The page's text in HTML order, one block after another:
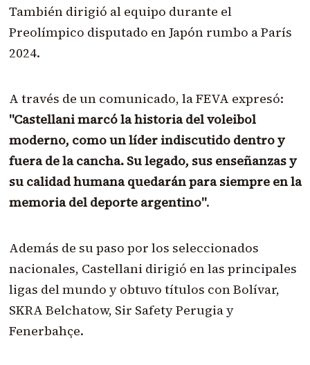
También dirigió al equipo durante el
Preolímpico disputado en Japón rumbo a París
2024.
A través de un comunicado, la FEVA expresó:
"Castellani marcó la historia del voleibol
moderno, como un líder indiscutido dentro y
fuera de la cancha. Su legado, sus enseñanzas y
su calidad humana quedarán para siempre en la
memoria del deporte argentino".
Además de su paso por los seleccionados
nacionales, Castellani dirigió en las principales
ligas del mundo y obtuvo títulos con Bolívar,
SKRA Belchatow, Sir Safety Perugia y
Fenerbahçe.